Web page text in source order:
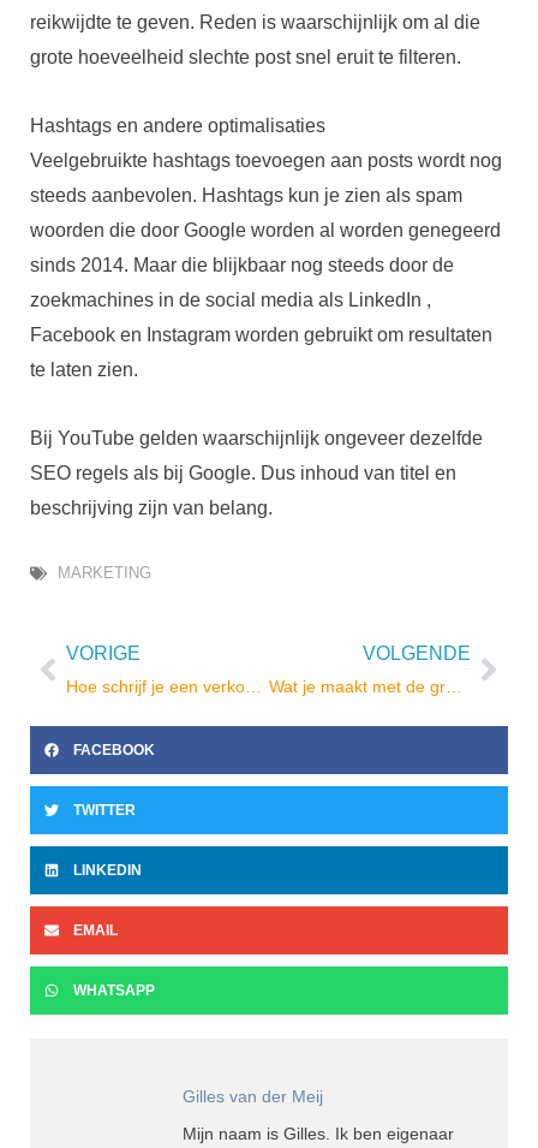
reikwijdte te geven. Reden is waarschijnlijk om al die
grote hoeveelheid slechte post snel eruit te filteren.
Hashtags en andere optimalisaties
Veelgebruikte hashtags toevoegen aan posts wordt nog
steeds aanbevolen. Hashtags kun je zien als spam
woorden die door Google worden al worden genegeerd
sinds 2014. Maar die blijkbaar nog steeds door de
zoekmachines in de social media als LinkedIn ,
Facebook en Instagram worden gebruikt om resultaten
te laten zien.
Bij YouTube gelden waarschijnlijk ongeveer dezelfde
SEO regels als bij Google. Dus inhoud van titel en
beschrijving zijn van belang.
MARKETING
Vorige
VORIGE
Hoe schrijf je een verkooppagina?
VOLGENDE
Wat je maakt met de gratis Elementor plugin
FACEBOOK
TWITTER
LINKEDIN
EMAIL
WHATSAPP
Gilles van der Meij
Mijn naam is Gilles. Ik ben eigenaar